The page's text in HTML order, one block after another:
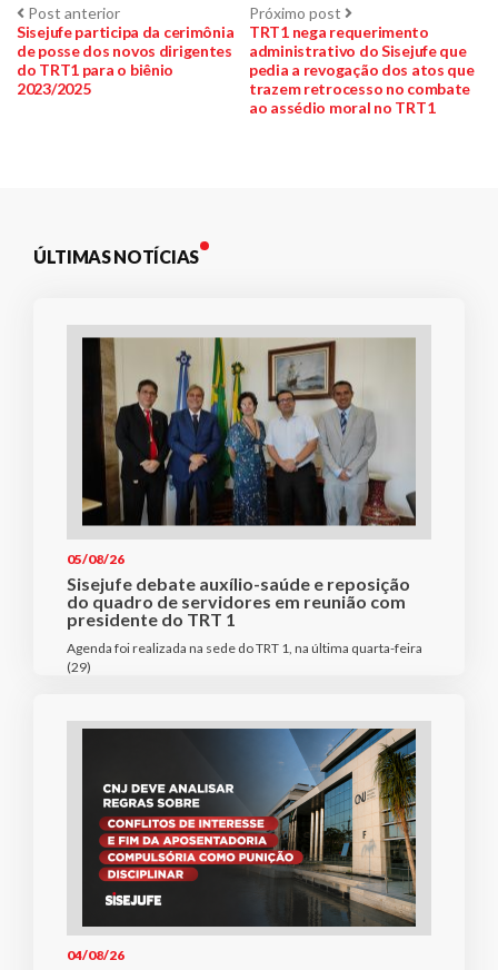
Navegação
de
Post
Post anteriorPost
anterior:
Sisejufe participa da cerimônia
de posse dos novos dirigentes
do TRT1 para o biênio
2023/2025
Próximo post Próximo
post:
TRT1 nega requerimento
administrativo do Sisejufe que
pedia a revogação dos atos que
trazem retrocesso no combate
ao assédio moral no TRT1
ÚLTIMAS NOTÍCIAS
05/08/26
Sisejufe debate auxílio-saúde e reposição
do quadro de servidores em reunião com
presidente do TRT 1
Agenda foi realizada na sede do TRT 1, na última quarta-feira
(29)
04/08/26